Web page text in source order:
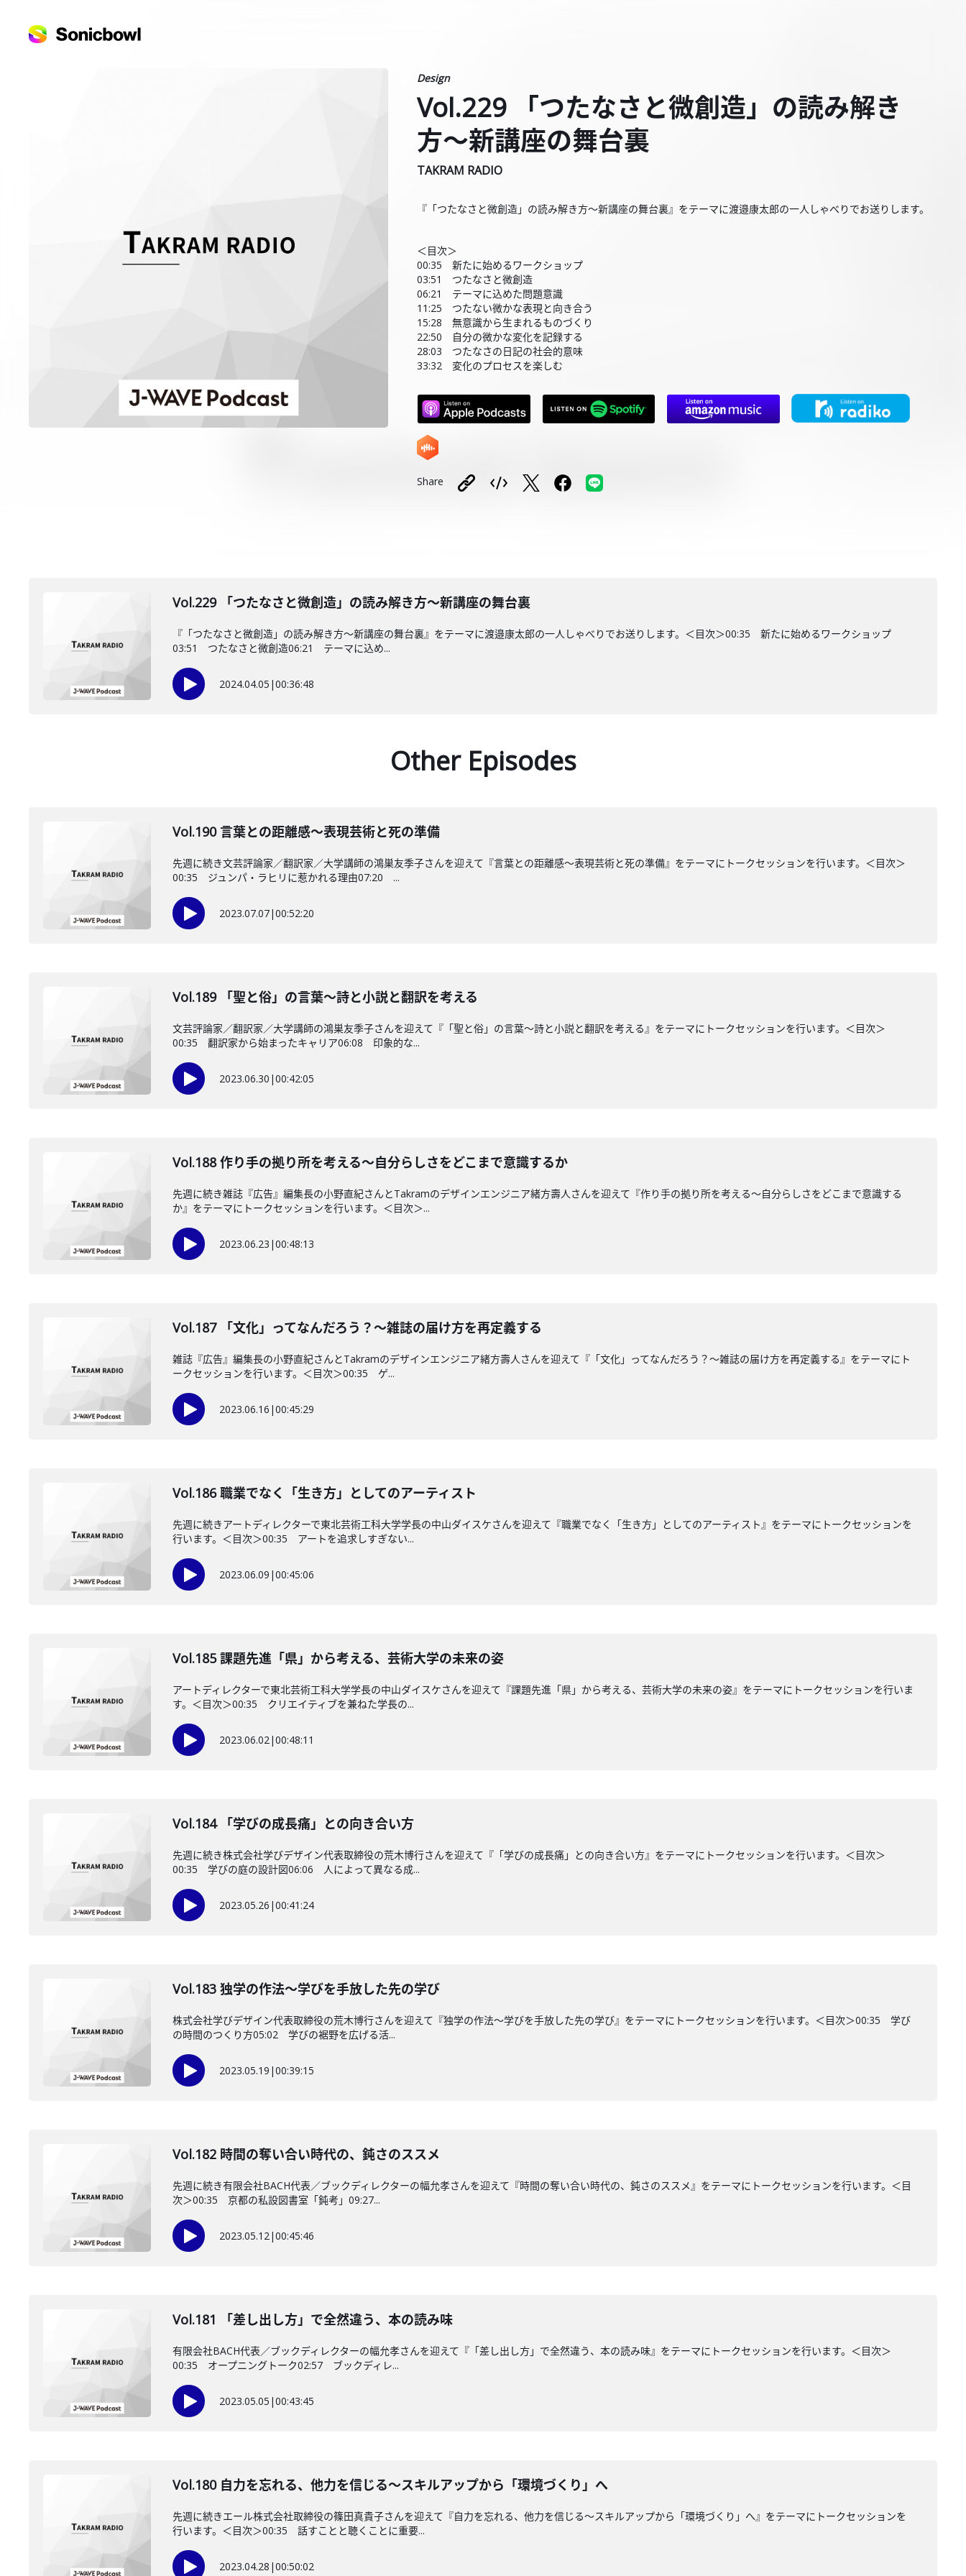
Design
Vol.229 「つたなさと微創造」の読み解き
方〜新講座の舞台裏
TAKRAM RADIO
『「つたなさと微創造」の読み解き方〜新講座の舞台裏』をテーマに渡邉康太郎の一人しゃべりでお送りします。
＜目次＞
00:35 新たに始めるワークショップ
03:51 つたなさと微創造
06:21 テーマに込めた問題意識
11:25 つたない微かな表現と向き合う
15:28 無意識から生まれるものづくり
22:50 自分の微かな変化を記録する
28:03 つたなさの日記の社会的意味
33:32 変化のプロセスを楽しむ
Share
Vol.229 「つたなさと微創造」の読み解き方〜新講座の舞台裏
『「つたなさと微創造」の読み解き方〜新講座の舞台裏』をテーマに渡邉康太郎の一人しゃべりでお送りします。＜目次＞00:35 新たに始めるワークショップ
03:51 つたなさと微創造06:21 テーマに込め...
2024.04.05 |00:36:48
Other Episodes
Vol.190 言葉との距離感〜表現芸術と死の準備
先週に続き文芸評論家／翻訳家／大学講師の鴻巣友季子さんを迎えて『言葉との距離感〜表現芸術と死の準備』をテーマにトークセッションを行います。＜目次＞
00:35 ジュンパ・ラヒリに惹かれる理由07:20 ...
2023.07.07|00:52:20
Vol.189 「聖と俗」の言葉〜詩と小説と翻訳を考える
文芸評論家／翻訳家／大学講師の鴻巣友季子さんを迎えて『「聖と俗」の言葉〜詩と小説と翻訳を考える』をテーマにトークセッションを行います。＜目次＞
00:35 翻訳家から始まったキャリア06:08 印象的な...
2023.06.30 |00:42:05
Vol.188 作り手の拠り所を考える〜自分らしさをどこまで意識するか
先週に続き雑誌『広告』編集長の小野直紀さんとTakramのデザインエンジニア緒方壽人さんを迎えて『作り手の拠り所を考える〜自分らしさをどこまで意識する
か』をテーマにトークセッションを行います。＜目次＞...
2023.06.23 |00:48:13
Vol.187 「文化」ってなんだろう？〜雑誌の届け方を再定義する
雑誌『広告』編集長の小野直紀さんとTakramのデザインエンジニア緒方壽人さんを迎えて『「文化」ってなんだろう？〜雑誌の届け方を再定義する』をテーマにト
ークセッションを行います。＜目次＞00:35 ゲ...
2023.06.16 |00:45:29
Vol.186 職業でなく「生き方」としてのアーティスト
先週に続きアートディレクターで東北芸術工科大学学長の中山ダイスケさんを迎えて『職業でなく「生き方」としてのアーティスト』をテーマにトークセッションを
行います。＜目次＞00:35 アートを追求しすぎない...
2023.06.09 |00:45:06
Vol.185 課題先進「県」から考える、芸術大学の未来の姿
アートディレクターで東北芸術工科大学学長の中山ダイスケさんを迎えて『課題先進「県」から考える、芸術大学の未来の姿』をテーマにトークセッションを行いま
す。＜目次＞00:35 クリエイティブを兼ねた学長の...
2023.06.02|00:48:11
Vol.184 「学びの成長痛」との向き合い方
先週に続き株式会社学びデザイン代表取締役の荒木博行さんを迎えて『「学びの成長痛」との向き合い方』をテーマにトークセッションを行います。＜目次＞
00:35 学びの庭の設計図06:06 人によって異なる成...
2023.05.26 |00:41:24
Vol.183 独学の作法〜学びを手放した先の学び
株式会社学びデザイン代表取締役の荒木博行さんを迎えて『独学の作法〜学びを手放した先の学び』をテーマにトークセッションを行います。＜目次＞00:35 学び
の時間のつくり方05:02 学びの裾野を広げる活...
2023.05.19 |00:39:15
Vol.182 時間の奪い合い時代の、鈍さのススメ
先週に続き有限会社BACH代表／ブックディレクターの幅允孝さんを迎えて『時間の奪い合い時代の、鈍さのススメ』をテーマにトークセッションを行います。＜目
次＞00:35 京都の私設図書室「鈍考」09:27...
2023.05.12|00:45:46
Vol.181 「差し出し方」で全然違う、本の読み味
有限会社BACH代表／ブックディレクターの幅允孝さんを迎えて『「差し出し方」で全然違う、本の読み味』をテーマにトークセッションを行います。＜目次＞
00:35 オープニングトーク02:57 ブックディレ...
2023.05.05 |00:43:45
Vol.180 自力を忘れる、他力を信じる〜スキルアップから「環境づくり」へ
先週に続きエール株式会社取締役の篠田真貴子さんを迎えて『自力を忘れる、他力を信じる〜スキルアップから「環境づくり」へ』をテーマにトークセッションを
行います。＜目次＞00:35 話すことと聴くことに重要...
2023.04.28 |00:50:02